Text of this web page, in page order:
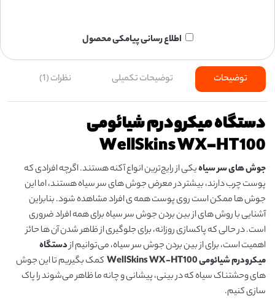
اطلاع رسانی پیامکی محصول
توضیحات توضیحات تکمیلی نظرات (1)
دستگاه میکرودرم شیائومی
WellSkins WX-HT100
جوش های سر سیاهیکی از رایج‌ترین انواع آکنه هستند. اگرچه افرادی که
پوست چرب دارند، بیشتر در معرض جوش های سر سیاه هستند، اما این
جوش ها ممکن است روی پوست همه ی افراد مشاهده شود. بنابراین
آشنایی با روش های از بین بردن جوش سر سیاه برای همه افراد ضروری
است. در حالی که پاکسازی روزانه، برای جلوگیری از ظاهر شدن آن ها حائز
اهمیت است، برای از بین بردن جوش سر سیاه، می‌توانیم ازدستگاه
میکرودرم شیائومی WellSkins WX-HT100
کمک بگیریم تا این جوش
های وحشتناک سیاه که در بینی، پیشانی و چانه ما ظاهر می‌شوند را پاک
سازی کنیم.